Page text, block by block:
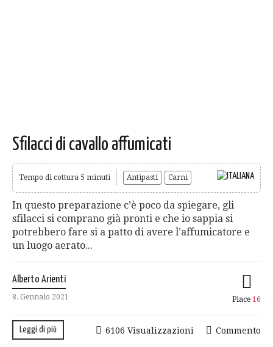
Sfilacci di cavallo affumicati
Tempo di cottura 5 minuti Antipasti Carni
In questo preparazione c’è poco da spiegare, gli
sfilacci si comprano già pronti e che io sappia si
potrebbero fare si a patto di avere l’affumicatore e
un luogo aerato...
Alberto Arienti
8. Gennaio 2021 Piace 16
Leggi di più Commento
6106 Visualizzazioni